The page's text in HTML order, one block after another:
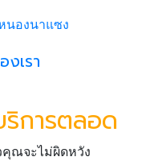
นองนาแซง
เรา
ริการตลอด
คุณจะไม่ผิดหวัง